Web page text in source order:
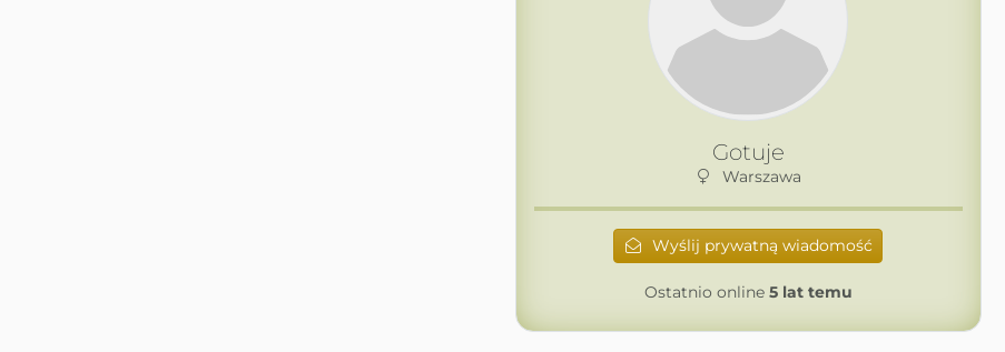
Gotuje
Warszawa
Wyślij prywatną wiadomość
Ostatnio online 5 lat temu